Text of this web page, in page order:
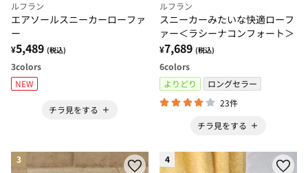
ルフラン
エアソールスニーカーローファ
ー
¥5,489 (税込)
3colors
NEW
チラ見をする
ルフラン
スニーカーみたいな快適ローフ
ァー＜ラシーナコンフォート＞
¥7,689 (税込)
6colors
よりどり
ロングセラー
23件
チラ見をする
3 4